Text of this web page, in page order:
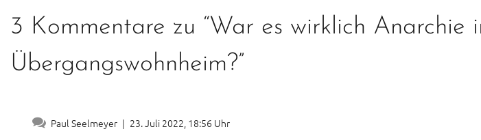
3 Kommentare zu “War es wirklich Anarchie
Übergangswohnheim?”
Paul Seelmeyer | 23. Juli 2022, 18:56 Uhr